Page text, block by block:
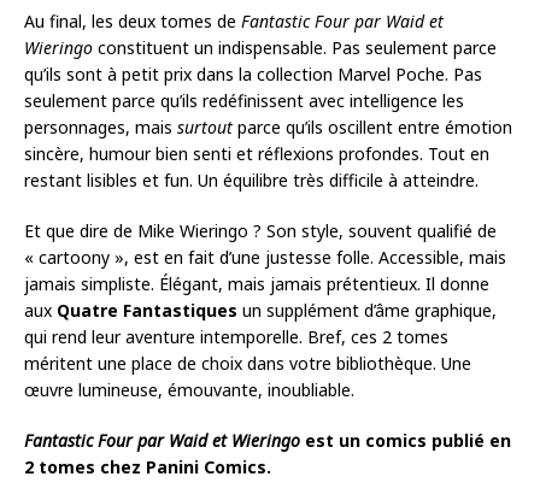
Au final, les deux tomes de Fantastic Four par Waid et
Wieringo constituent un indispensable. Pas seulement parce
qu’ils sont à petit prix dans la collection Marvel Poche. Pas
seulement parce qu’ils redéfinissent avec intelligence les
personnages, mais surtout parce qu’ils oscillent entre émotion
sincère, humour bien senti et réflexions profondes. Tout en
restant lisibles et fun. Un équilibre très difficile à atteindre.
Et que dire de Mike Wieringo ? Son style, souvent qualifié de
« cartoony », est en fait d’une justesse folle. Accessible, mais
jamais simpliste. Élégant, mais jamais prétentieux. Il donne
aux Quatre Fantastiques un supplément d’âme graphique,
qui rend leur aventure intemporelle. Bref, ces 2 tomes
méritent une place de choix dans votre bibliothèque. Une
œuvre lumineuse, émouvante, inoubliable.
Fantastic Four par Waid et Wieringo est un comics publié en
2 tomes chez Panini Comics.